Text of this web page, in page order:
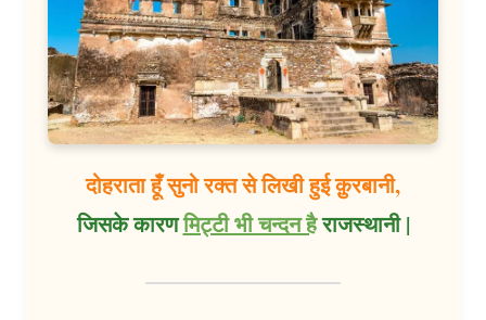
दोहराता हूँ सुनो रक्त से लिखी हुई क़ुरबानी,
जिसके कारणमिट्टी भी चन्दन हैराजस्थानी |